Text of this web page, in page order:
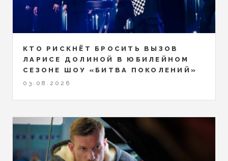
КТО РИСКНЁТ БРОСИТЬ ВЫЗОВ
ЛАРИСЕ ДОЛИНОЙ В ЮБИЛЕЙНОМ
СЕЗОНЕ ШОУ «БИТВА ПОКОЛЕНИЙ»
03.08.2026